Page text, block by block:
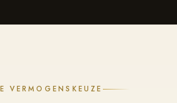
VERMOGENSKEUZE